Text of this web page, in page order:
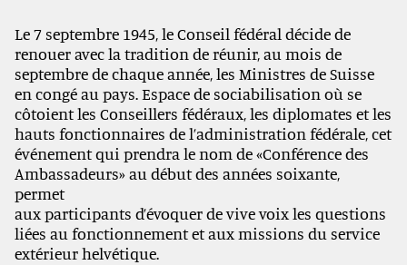
Le 7 septembre 1945, le Conseil fédéral décide de
renouer avec la tradition de réunir, au mois de
septembre de chaque année, les Ministres de Suisse
en congé au pays. Espace de sociabilisation où se
côtoient les Conseillers fédéraux, les diplomates et les
hauts fonctionnaires de l’administration fédérale, cet
événement qui prendra le nom de «Conférence des
Ambassadeurs» au début des années soixante,
permet
aux participants d’évoquer de vive voix les questions
liées au fonctionnement et aux missions du service
extérieur helvétique.